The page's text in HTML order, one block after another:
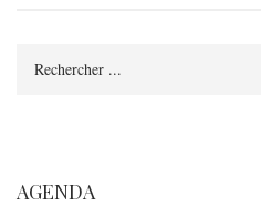
AGENDA